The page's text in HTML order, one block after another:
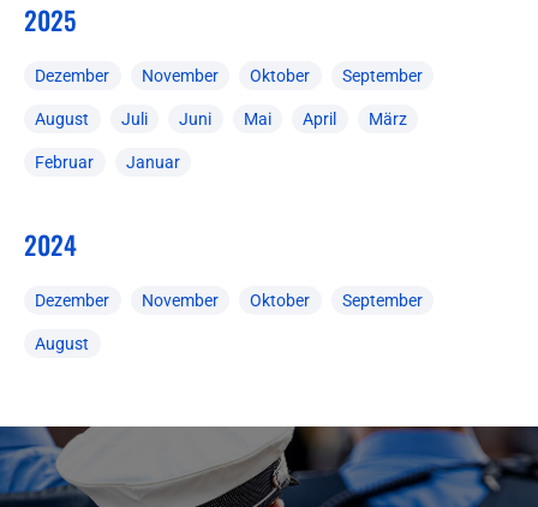
2025
Dezember November Oktober September
August Juli Juni Mai April März
Februar Januar
2024
Dezember November Oktober September
August